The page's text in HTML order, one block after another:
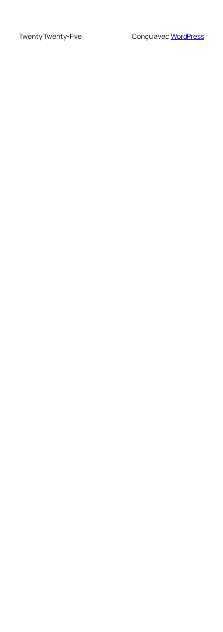
Twenty Twenty-Five Conçu avec WordPress